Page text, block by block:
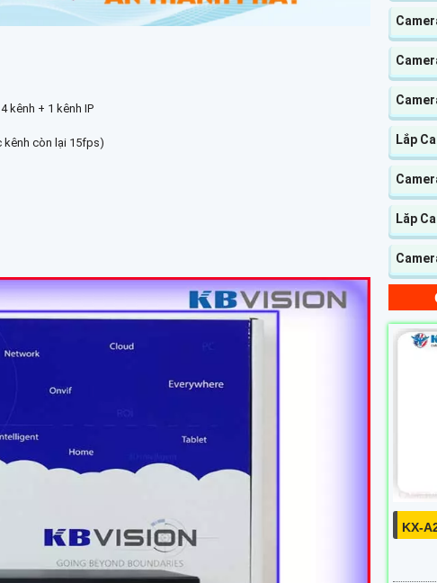
kênh + 1 kênh IP
kênh còn lại 15fps)
Lắp
Lăp
KX-